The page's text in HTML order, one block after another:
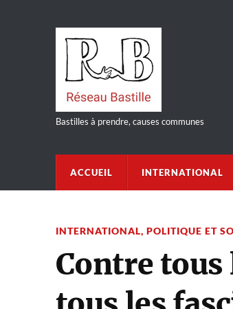
Bastilles à prendre, causes communes
ACCUEIL INTERNATIONAL
INTERNATIONAL, POLITIQUE ET
Contre